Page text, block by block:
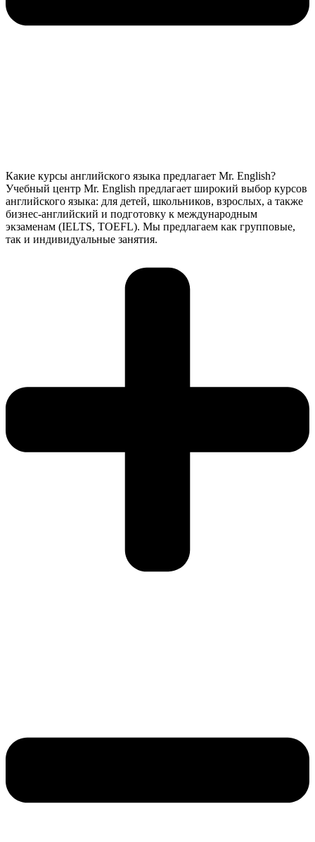
Какие курсы английского языка предлагает Mr. English?
Учебный центр Mr. English предлагает широкий выбор курсов
английского языка: для детей, школьников, взрослых, а также
бизнес-английский и подготовку к международным
экзаменам (IELTS, TOEFL). Мы предлагаем как групповые,
так и индивидуальные занятия.